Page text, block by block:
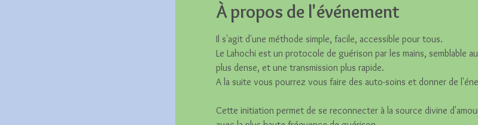
À propos de l'événement
Il s'agit d'une méthode simple, facile, accessible pour tous.
Le Lahochi est un protocole de guérison par les mains, semblable
plus dense, et une transmission plus rapide.
A la suite vous pourrez vous faire des auto-soins et donner de
Cette initiation permet de se reconnecter à la source divine